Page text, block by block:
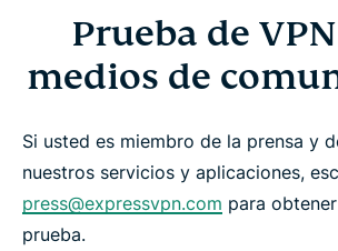
Prueba de
medios de
Si usted es miembro de la prensa y
nuestros servicios y aplicaciones,
press@expressvpn.com para
prueba.